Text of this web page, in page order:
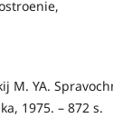
M. YA.
1975. – 872 s.